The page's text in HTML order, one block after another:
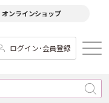
オンラインショップ
ログイン･会員登録